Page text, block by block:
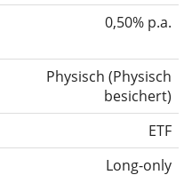
0,50% p.a.
Physisch (Physisch
besichert)
ETF
Long-only